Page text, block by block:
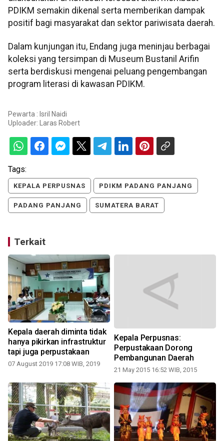
PDIKM semakin dikenal serta memberikan dampak
positif bagi masyarakat dan sektor pariwisata daerah.
Dalam kunjungan itu, Endang juga meninjau berbagai
koleksi yang tersimpan di Museum Bustanil Arifin
serta berdiskusi mengenai peluang pengembangan
program literasi di kawasan PDIKM.
Pewarta : Isril Naidi
Uploader: Laras Robert
Tags:
KEPALA PERPUSNAS PDIKM PADANG PANJANG
PADANG PANJANG SUMATERA BARAT
Terkait
Kepala daerah diminta tidak
hanya pikirkan infrastruktur
tapi juga perpustakaan
07 August 2019 17:08 WIB, 2019
Kepala Perpusnas:
Perpustakaan Dorong
Pembangunan Daerah
21 May 2015 16:52 WIB, 2015